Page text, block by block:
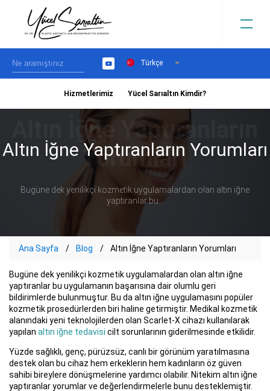
YouTubeTürkçe
Hizmetlerimiz Yücel Sarıaltın Kimdir?
Altın İğne Yaptıranların Yorumları
Bugüne dek yenilikçi kozmetik uygulamalardan olan altın iğne
yaptıranlar bu...
Ana Sayfa Blog Altın İğne Yaptıranların Yorumları
Bugüne dek yenilikçi kozmetik uygulamalardan olan altın iğne
yaptıranlar bu uygulamanın başarısına dair olumlu geri
bildirimlerde bulunmuştur. Bu da altın iğne uygulamasını popüler
kozmetik prosedürlerden biri haline getirmiştir. Medikal kozmetik
alanındaki yeni teknolojilerden olan Scarlet-X cihazı kullanılarak
yapılan altın iğne tedavisi cilt sorunlarının giderilmesinde etkilidir.
Yüzde sağlıklı, genç, pürüzsüz, canlı bir görünüm yaratılmasına
destek olan bu cihaz hem erkeklerin hem kadınların öz güven
sahibi bireylere dönüşmelerine yardımcı olabilir. Nitekim altın iğne
yaptıranlar yorumlar ve değerlendirmelerle bunu desteklemiştir.